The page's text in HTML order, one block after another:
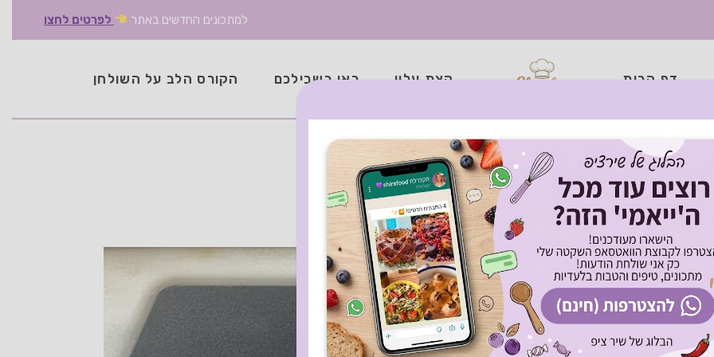
למתכונים החדשים באתר לפרטים לחצו
דף הבית קצת עליי כאן בשבילכם הקורס הלב על השולחן
צ'יקן כמו במקדונלס